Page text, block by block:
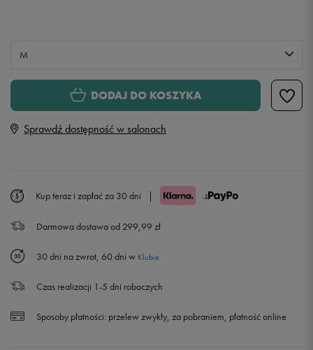
M
Powiadom o dostępności
M
XL Powiadom o dostępności
Powiadom o dostępności
DODAJ DO KOSZYKA
Sprawdź dostępność w salonach
Kup teraz i zapłać za 30 dni |
Darmowa dostawa od 299,99 zł
30 dni na zwrot, 60 dni w Klubie
Czas realizacji 1-5 dni roboczych
Sposoby płatności: przelew zwykły, za pobraniem, płatność online